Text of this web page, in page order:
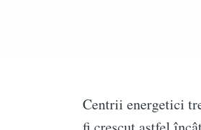
Centrii energetici